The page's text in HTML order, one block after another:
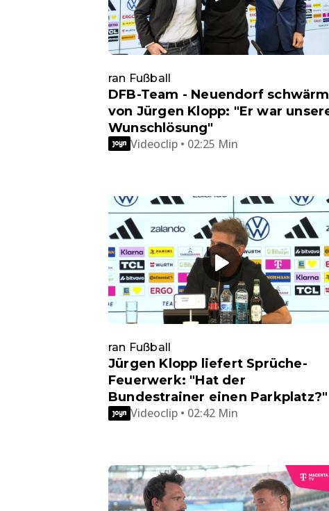
ran Fußball
DFB-Team - Neuendorf
von Jürgen Klopp: "Er war
Wunschlösung"
Videoclip • 02:25 Min
ran Fußball
Jürgen Klopp liefert Sprüche-
Feuerwerk: "Hat der
Bundestrainer einen Parkplatz?"
Videoclip • 02:42 Min